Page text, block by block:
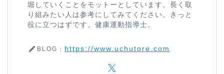
堀していくことをモットーとしています。長く取
り組みたい人は参考にしてみてください。きっと
役に立つはずです。健康運動指導士。
BLOG： https://www.uchutore.com